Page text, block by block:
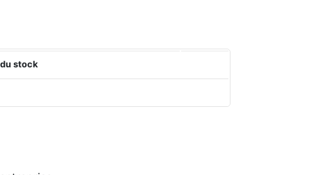
stock